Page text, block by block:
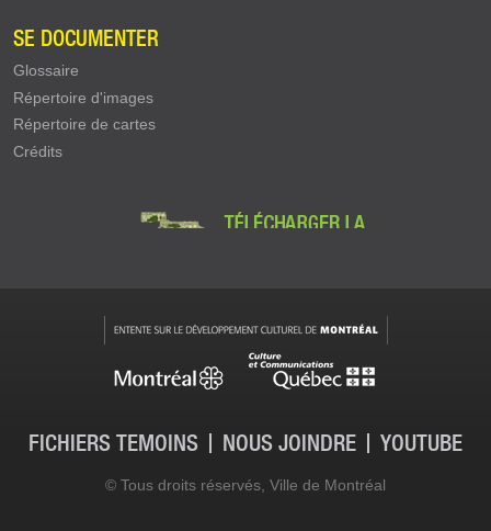
SE DOCUMENTER
Glossaire
Répertoire d'images
Répertoire de cartes
Crédits
Contact - pied de page
FICHIERS TÉMOINS NOUS JOINDRE YOUTUBE
© Tous droits réservés, Ville de Montréal